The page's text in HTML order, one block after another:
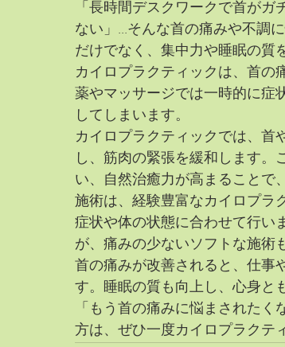
「長時間デスクワークで首が
ない」...そんな首の痛みや不調
だけでなく、集中力や睡眠の質
カイロプラクティックは、首の
薬やマッサージでは一時的に症
してしまいます。
カイロプラクティックでは、首
し、筋肉の緊張を緩和します。
い、自然治癒力が高まることで
施術は、経験豊富なカイロプラ
症状や体の状態に合わせて行い
が、痛みの少ないソフトな施術
首の痛みが改善されると、仕事
す。睡眠の質も向上し、心身と
「もう首の痛みに悩まされた
方は、ぜひ一度カイロプラクテ